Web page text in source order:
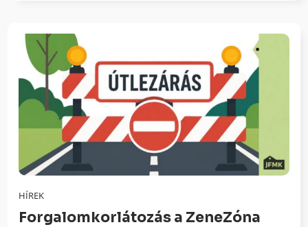
HÍREK
Forgalomkorlátozás a ZeneZóna